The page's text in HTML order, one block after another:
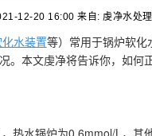
12-20 16:00 来自: 虔净水处理
水装置等）常用于锅炉软化
本文虔净将告诉你，如何